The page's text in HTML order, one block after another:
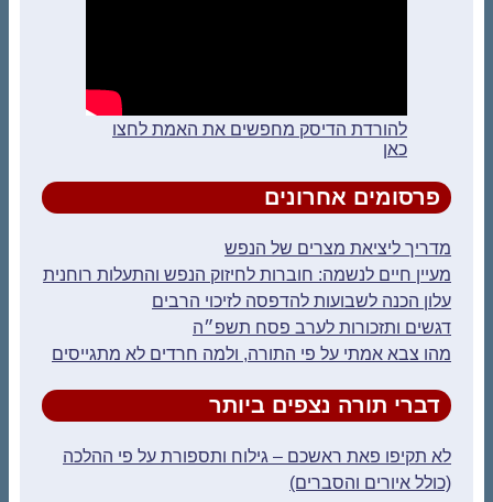
להורדת הדיסק מחפשים את האמת לחצו
כאן
פרסומים אחרונים
מדריך ליציאת מצרים של הנפש
מעיין חיים לנשמה: חוברות לחיזוק הנפש והתעלות רוחנית
עלון הכנה לשבועות להדפסה לזיכוי הרבים
דגשים ותזכורות לערב פסח תשפ״ה
מהו צבא אמתי על פי התורה, ולמה חרדים לא מתגייסים
דברי תורה נצפים ביותר
לא תקיפו פאת ראשכם – גילוח ותספורת על פי ההלכה
(כולל איורים והסברים)